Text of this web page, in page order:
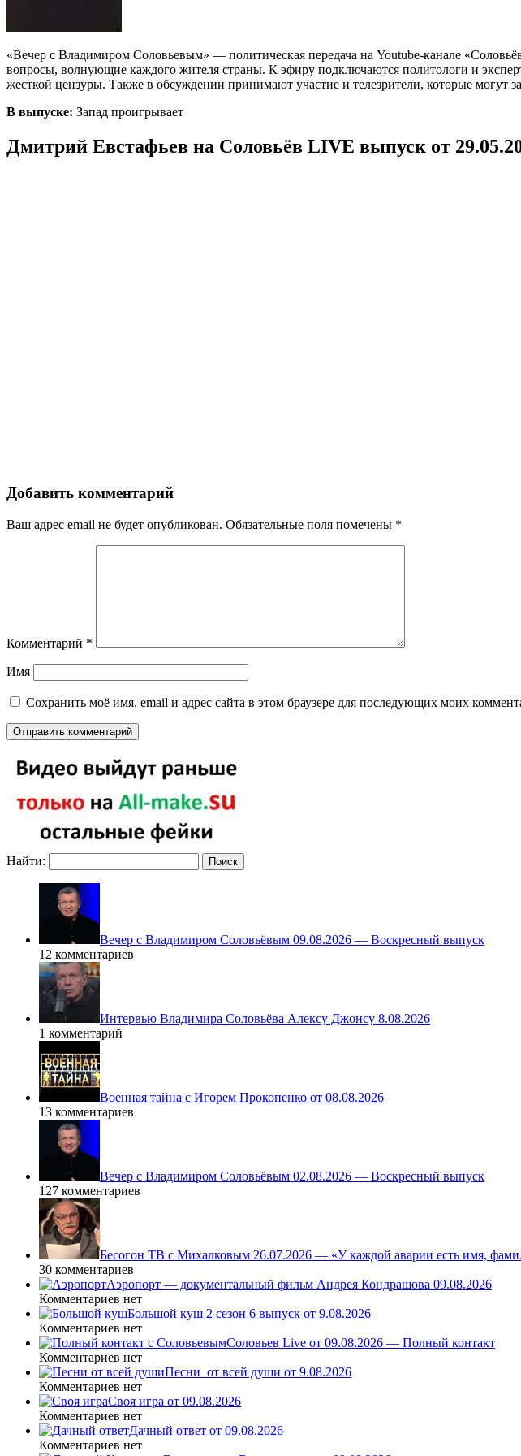
«Вечер с Владимиром Соловьевым» — политическая передача на Youtube-канале
вопросы, волнующие каждого жителя страны. К эфиру подключаются политологи и
жесткой цензуры. Также в обсуждении принимают участие и телезрители, которые могут
В выпуске: Запад проигрывает
Дмитрий Евстафьев на Соловьёв LIVE выпуск от
Добавить комментарий
Ваш адрес email не будет опубликован. Обязательные поля помечены *
Комментарий *
Имя
Сохранить моё имя, email и адрес сайта в этом браузере для последующих моих
Найти:
Вечер с Владимиром Соловьёвым 09.08.2026 — Воскресный выпуск
12 комментариев
Интервью Владимира Соловьёва Алексу Джонсу 8.08.2026
1 комментарий
Военная тайна с Игорем Прокопенко от 08.08.2026
13 комментариев
Вечер с Владимиром Соловьёвым 02.08.2026 — Воскресный выпуск
127 комментариев
Бесогон ТВ с Михалковым 26.07.2026 — «У каждой аварии есть имя,
30 комментариев
Аэропорт — документальный фильм Андрея Кондрашова 09.08.2026
Комментариев нет
Большой куш 2 сезон 6 выпуск от 9.08.2026
Комментариев нет
Соловьев Live от 09.08.2026 — Полный контакт
Комментариев нет
Песни_от всей души от 9.08.2026
Комментариев нет
Своя игра от 09.08.2026
Комментариев нет
Дачный ответ от 09.08.2026
Комментариев нет